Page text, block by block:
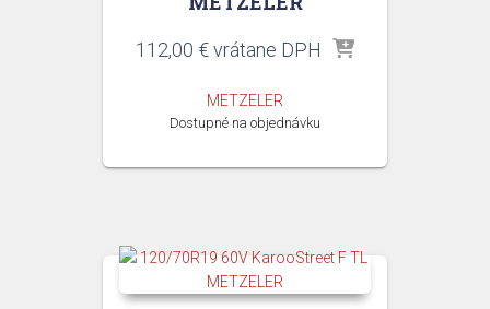
112,00 €vrátane DPH
METZELER
Dostupné na objednávku